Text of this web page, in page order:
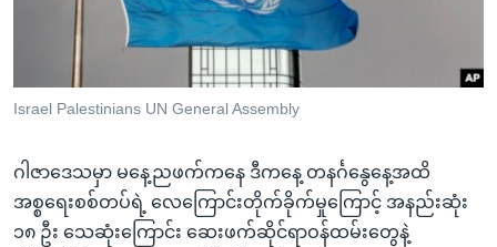
ကြည့်
ရှာဖွေ
ရန်
နေရာ
ဗွီအိုအေ လူမှုကွန်ယက်များ
Israel Palestinians UN General Assembly
ဂါဇာဒေသမှာ မနေ့ညဖက်ကနေ ဒီကနေ့ တနင်္ဂနွေနေ့အထိ
အစ္စရေးစစ်တပ်ရဲ့ လေကြောင်းတိုက်ခိုက်မှုကြောင့် အနည်းဆုံး
၁၈ ဦး သေဆုံးကြောင်း ဆေးဖက်ဆိုင်ရာဝန်ထမ်းတွေနဲ့